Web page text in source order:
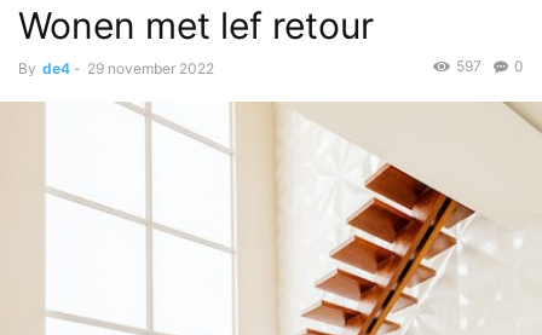
Wonen met lef retour
By de4 - 29 november 2022 0
597